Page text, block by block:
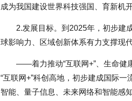
成为我国建设世界科技强国、育新机
2.发展目标。到2025年，初步建
球影响力、区域创新体系有力支撑现
——着力推动“互联网+”、生命健
“互联网+”科创高地，初步建成国际
智能、量子信息、未来网络和智能感